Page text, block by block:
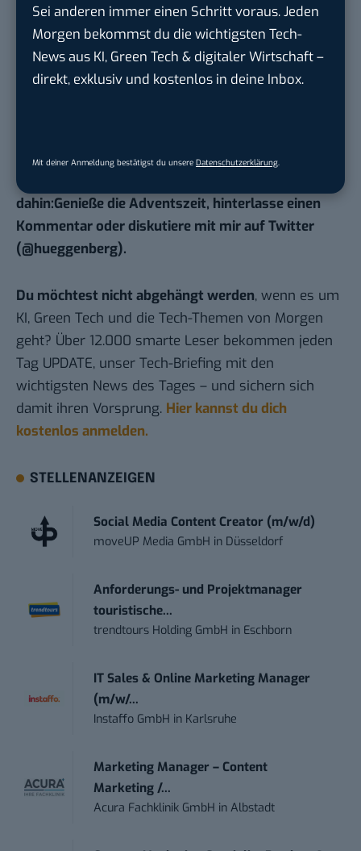
Sei anderen immer einen Schritt voraus. Jeden
Morgen bekommst du die wichtigsten Tech-
News aus KI, Green Tech & digitaler Wirtschaft –
direkt, exklusiv und kostenlos in deine Inbox.
Mit deiner Anmeldung bestätigst du unsere Datenschutzerklärung
Quelle hinzufügen und damit unabhängigen
Tech-Journalismus unterstützen. Vielen Dank!
Hier basicthinking.de hinzufügen
heraussuchen und diese umsetzen und dir das
Ergebnis dokumentiert zur Verfügung stellen. Bis
dahin:Genieße die Adventszeit, hinterlasse einen
Kommentar oder diskutiere mit mir auf Twitter
(@hueggenberg).
Du möchtest nicht abgehängt werden, wenn es um
KI, Green Tech und die Tech-Themen von Morgen
geht? Über 12.000 smarte Leser bekommen jeden
Tag UPDATE, unser Tech-Briefing mit den
wichtigsten News des Tages – und sichern sich
damit ihren Vorsprung. Hier kannst du dich
kostenlos anmelden.
STELLENANZEIGEN
Social Media Content Creator (m/w/d)
moveUP Media GmbH in Düsseldorf
Anforderungs- und Projektmanager
touristische...
trendtours Holding GmbH in Eschborn
IT Sales & Online Marketing Manager
(m/w/...
Instaffo GmbH in Karlsruhe
Marketing Manager – Content
Marketing /...
Acura Fachklinik GmbH inAlbstadt